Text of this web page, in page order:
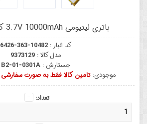
باتری لیتیومی 3.7V 10000mAh کد 1260110
کد انبار :6426-363-10482
مدل کالا :9373129
جستارش :B2-01-0301A
موجودی: تامین کالا فقط به صورت سفارشی
تعداد: